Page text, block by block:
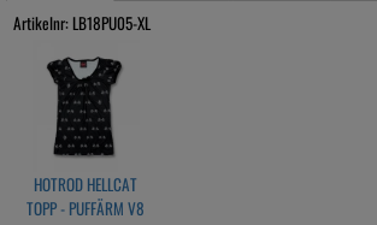
Artikelnr: LB18PU05-XL
HOTROD HELLCAT
TOPP - PUFFÄRM V8